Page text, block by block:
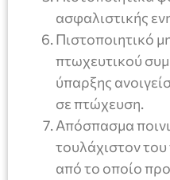
ασφαλιστικής
Πιστοποιητικό
πτωχευτικού
ύπαρξης
σε πτώχευση.
Απόσπασμα
τουλάχιστον του
από το οποίο